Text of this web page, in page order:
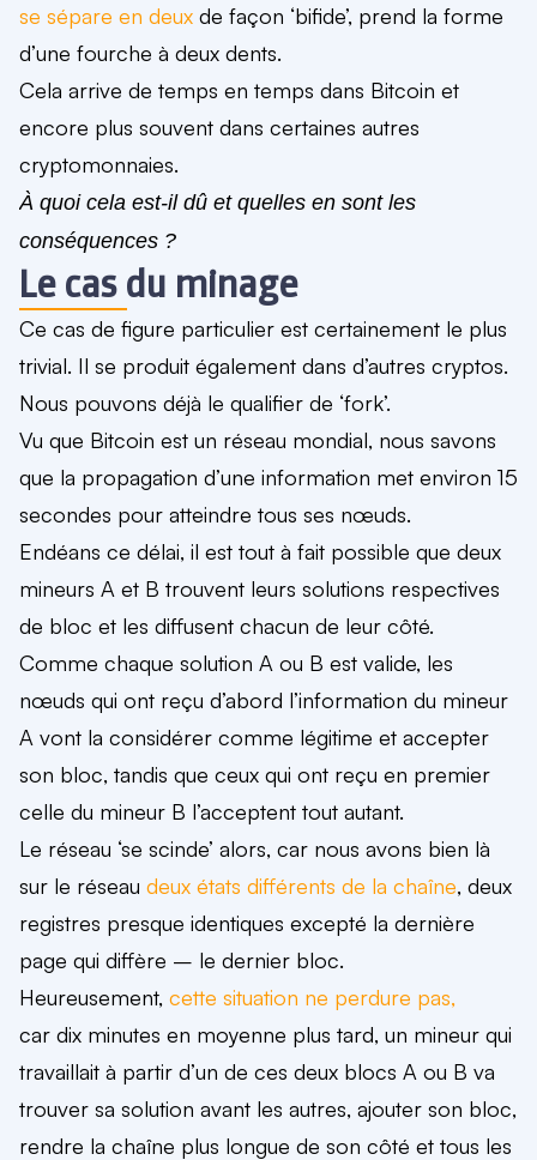
se sépare en deux de façon ‘bifide’, prend la forme
d’une fourche à deux dents.
Cela arrive de temps en temps dans Bitcoin et
encore plus souvent dans certaines autres
cryptomonnaies.
À quoi cela est-il dû et quelles en sont les
conséquences ?
Le cas du minage
Ce cas de figure particulier est certainement le plus
trivial. Il se produit également dans d’autres cryptos.
Nous pouvons déjà le qualifier de ‘fork’.
Vu que Bitcoin est un réseau mondial, nous savons
que la propagation d’une information met environ 15
secondes pour atteindre tous ses nœuds.
Endéans ce délai, il est tout à fait possible que deux
mineurs A et B trouvent leurs solutions respectives
de bloc et les diffusent chacun de leur côté.
Comme chaque solution A ou B est valide, les
nœuds qui ont reçu d’abord l’information du mineur
A vont la considérer comme légitime et accepter
son bloc, tandis que ceux qui ont reçu en premier
celle du mineur B l’acceptent tout autant.
Le réseau ‘se scinde’ alors, car nous avons bien là
sur le réseau deux états différents de la chaîne, deux
registres presque identiques excepté la dernière
page qui diffère – le dernier bloc.
Heureusement, cette situation ne perdure pas,
car dix minutes en moyenne plus tard, un mineur qui
travaillait à partir d’un de ces deux blocs A ou B va
trouver sa solution avant les autres, ajouter son bloc,
rendre la chaîne plus longue de son côté et tous les